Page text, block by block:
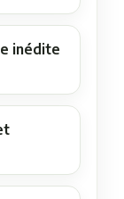
inédite